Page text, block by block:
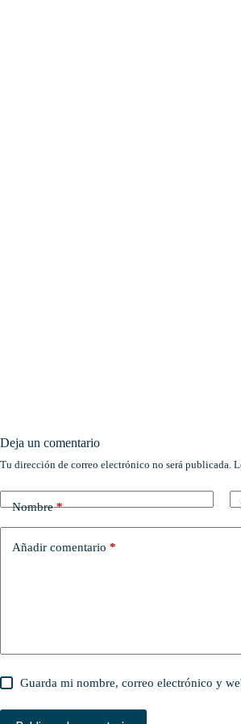
Deja un comentario
Tu dirección de correo electrónico no será publicada.
Nombre*
Añadir comentario *
Guarda mi nombre, correo electrónico y